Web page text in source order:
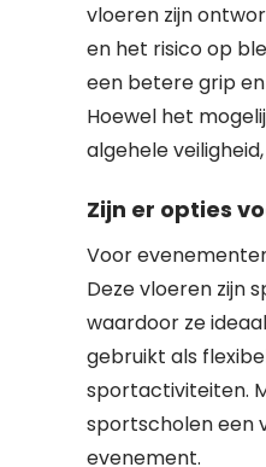
vloeren zijn
en het risico op
een betere grip
Hoewel het
algehele
Zijn er opties
Voor
Deze vloeren zijn
waardoor ze
gebruikt als
sportactiviteiten.
sportscholen een
evenement.